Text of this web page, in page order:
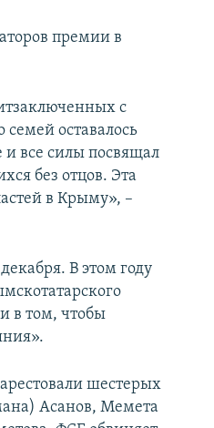
премии в
с
оставалось
и все силы посвящал
без отцов. Эта
в Крыму», –
В этом году
в том, чтобы
шестерых
Асанов, Мемета